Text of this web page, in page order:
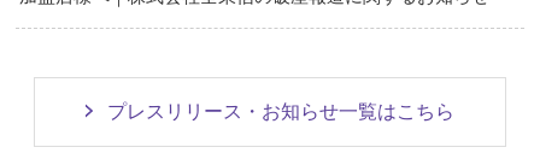
プレスリリース・お知らせ一覧はこちら